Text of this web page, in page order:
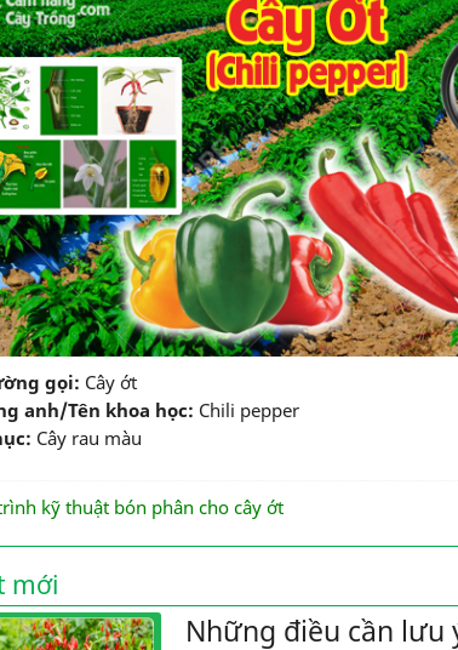
gọi: Cây ớt
anh/Tên khoa học: Chili pepper
Cây rau màu
kỹ thuật bón phân cho cây ớt
mới
Những điều cần lưu